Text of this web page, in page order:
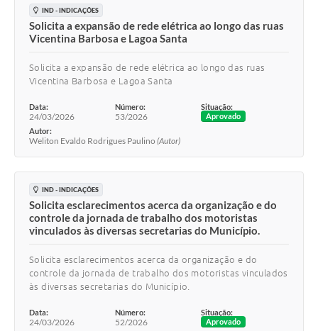
IND - INDICAÇÕES
Solicita a expansão de rede elétrica ao longo das ruas
Vicentina Barbosa e Lagoa Santa
Solicita a expansão de rede elétrica ao longo das ruas
Vicentina Barbosa e Lagoa Santa
Data:
24/03/2026
Número:
53/2026
Situação:
Aprovado
Autor:
Weliton Evaldo Rodrigues Paulino (Autor)
IND - INDICAÇÕES
Solicita esclarecimentos acerca da organização e do
controle da jornada de trabalho dos motoristas
vinculados às diversas secretarias do Município.
Solicita esclarecimentos acerca da organização e do
controle da jornada de trabalho dos motoristas vinculados
às diversas secretarias do Município.
Data:
24/03/2026
Número:
52/2026
Situação:
Aprovado